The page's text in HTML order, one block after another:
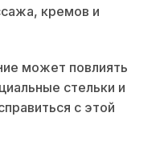
кремов и
может повлиять
стельки и
с этой